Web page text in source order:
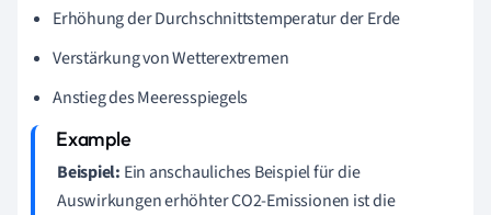
Erhöhung der Durchschnittstemperatur der Erde
Verstärkung von Wetterextremen
Anstieg des Meeresspiegels
Beispiel: Ein anschauliches Beispiel für die
Auswirkungen erhöhter CO2-Emissionen ist die